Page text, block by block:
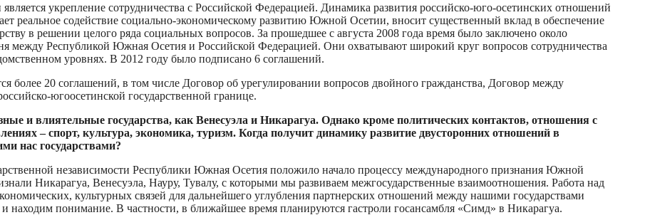
укрепление сотрудничества с Российской Федерацией. Динамика развития российско-юго-осетинских отношений
реальное содействие социально-экономическому развитию Южной Осетии, вносит существенный вклад в обеспечение
в решении целого ряда социальных вопросов. За прошедшее с августа 2008 года время было заключено около
между Республикой Южная Осетия и Российской Федерацией. Они охватывают широкий круг вопросов сотрудничества
уровнях. В 2012 году было подписано 6 соглашений.
более 20 соглашений, в том числе Договор об урегулировании вопросов двойного гражданства, Договор между
югоосетинской государственной границе.
и влиятельные государства, как Венесуэла и Никарагуа. Однако кроме политических контактов, отношения с
– спорт, культура, экономика, туризм. Когда получит динамику развитие двусторонних отношений в
нас государствами?
независимости Республики Южная Осетия положило начало процессу международного признания Южной
Никарагуа, Венесуэла, Науру, Тувалу, с которыми мы развиваем межгосударственные взаимоотношения. Работа над
культурных связей для дальнейшего углубления партнерских отношений между нашими государствами
находим понимание. В частности, в ближайшее время планируются гастроли госансамбля «Симд» в Никарагуа.